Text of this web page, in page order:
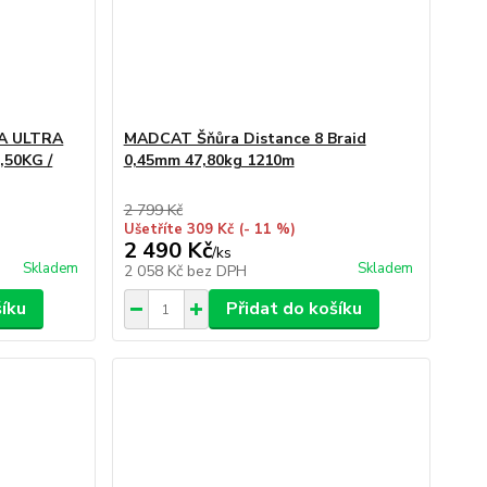
ULTRA
/
Skladem
MADCAT Šňůra Distance 8 Braid
0,45mm 47,80kg 1210m
2 799 Kč
Ušetříte 309 Kč (- 11 %)
2 490 Kč/ks
2 058 Kč bez DPH Skladem
Přidat do košíku